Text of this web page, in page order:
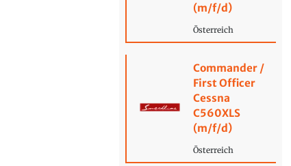
(m/f/d)
Österreich
Commander /
First Officer
Cessna
C560XLS
(m/f/d)
Österreich